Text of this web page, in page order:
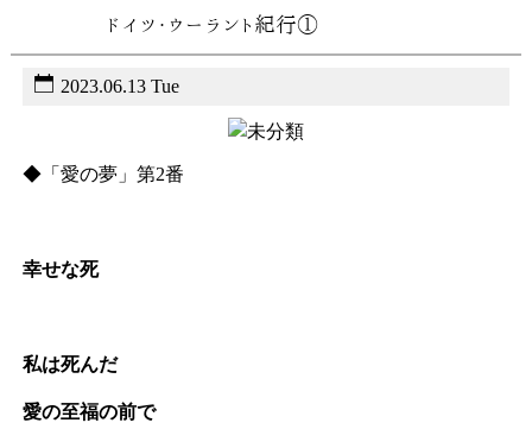
ドイツ・ウーラント紀行①
2023.06.13 Tue
◆「愛の夢」第2番
幸せな死
私は死んだ
愛の至福の前で